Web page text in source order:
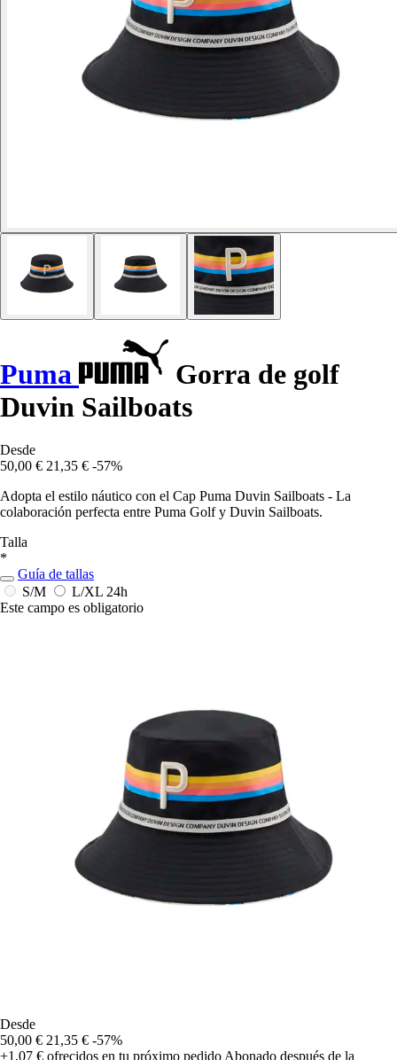
Puma
Gorra de golf
Duvin Sailboats
Desde
50,00 € 21,35 € -57%
Adopta el estilo náutico con el Cap Puma Duvin Sailboats - La
colaboración perfecta entre Puma Golf y Duvin Sailboats.
Talla
*
Guía de tallas
S/M
L/XL 24h
Este campo es obligatorio
Desde
50,00 € 21,35 € -57%
+1,07 € ofrecidos en tu próximo pedido Abonado después de la